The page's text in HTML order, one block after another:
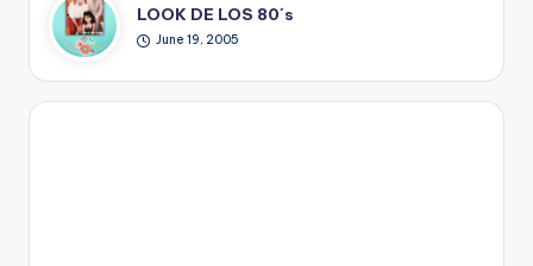
LOOK DE LOS 80´s
June 19, 2005